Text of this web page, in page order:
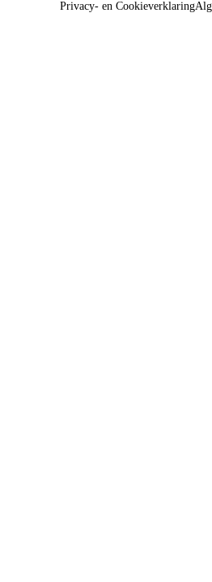
Privacy- en Cookieverklaring